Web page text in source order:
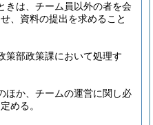
きは、チーム員以外の者を会
、資料の提出を求めること
策部政策課において処理す
ほか、チームの運営に関し必
める。